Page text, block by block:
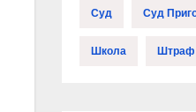
Суд Суд
Школа Штраф